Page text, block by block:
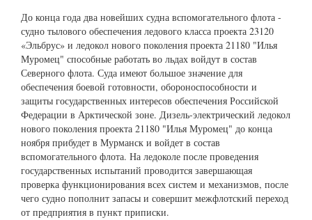
До конца года два новейших судна вспомогательного флота -
судно тылового обеспечения ледового класса проекта 23120
«Эльбрус» и ледокол нового поколения проекта 21180 "Илья
Муромец" способные работать во льдах войдут в состав
Северного флота. Суда имеют большое значение для
обеспечения боевой готовности, обороноспособности и
защиты государственных интересов обеспечения Российской
Федерации в Арктической зоне. Дизель-электрический ледокол
нового поколения проекта 21180 "Илья Муромец" до конца
ноября прибудет в Мурманск и войдет в состав
вспомогательного флота. На ледоколе после проведения
государственных испытаний проводится завершающая
проверка функционирования всех систем и механизмов, после
чего судно пополнит запасы и совершит межфлотский переход
от предприятия в пункт приписки.